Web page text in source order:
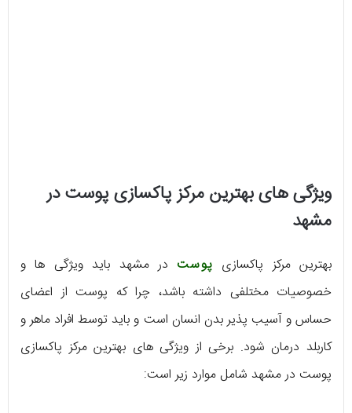
ویژگی های بهترین مرکز پاکسازی پوست در
مشهد
بهترین مرکز پاکسازی پوست در مشهد باید ویژگی ها و
خصوصیات مختلفی داشته باشد، چرا که پوست از اعضای
حساس و آسیب پذیر بدن انسان است و باید توسط افراد ماهر و
کاربلد درمان شود. برخی از ویژگی های بهترین مرکز پاکسازی
پوست در مشهد شامل موارد زیر است: